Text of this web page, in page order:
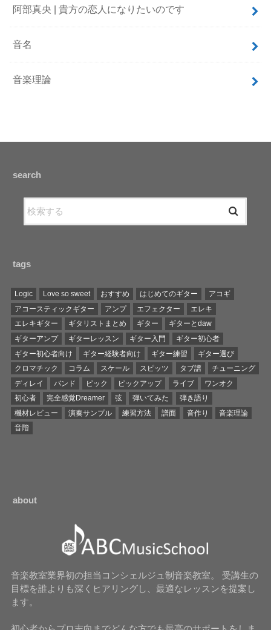
阿部真央 | 貴方の恋人になりたいのです
音名
音楽理論
search
tags
Logic Love so sweet おすすめ はじめてのギター
アコギ
アコースティックギター
アンプ エフェクター
エレキ
エレキギター
ギタリストまとめ ギター
ギターとdaw
ギターアンプ
ギターレッスン ギター入門
ギター初心者
ギター初心者向け
ギター経験者向け ギター練習
ギター選び
クロマチック
コラム スケール スピッツ タブ譜
チューニング
ディレイ
バンド ピック ピックアップ ライブ
ワンオク
初心者
完全感覚Dreamer 弦 弾いてみた
弾き語り
機材レビュー
演奏サンプル 練習方法 譜面 音作り
音楽理論
音階
about
音楽教室業界初の担当コンシェルジュ制音楽教室。 受講生の
目標を誰よりも深くヒアリングし、最適なレッスンを提案し
ます。